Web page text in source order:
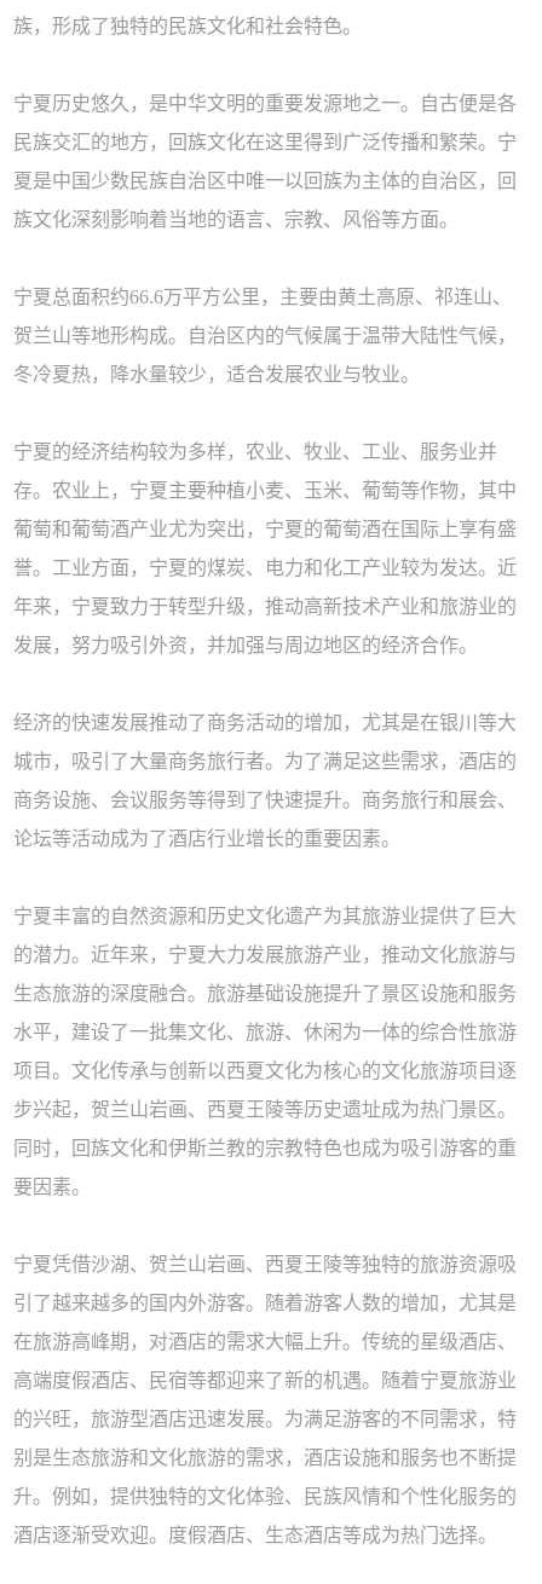
族，形成了独特的民族文化和社会特色。
宁夏历史悠久，是中华文明的重要发源地之一。自古便是各
民族交汇的地方，回族文化在这里得到广泛传播和繁荣。宁
夏是中国少数民族自治区中唯一以回族为主体的自治区，回
族文化深刻影响着当地的语言、宗教、风俗等方面。
宁夏总面积约66.6万平方公里，主要由黄土高原、祁连山、
贺兰山等地形构成。自治区内的气候属于温带大陆性气候，
冬冷夏热，降水量较少，适合发展农业与牧业。
宁夏的经济结构较为多样，农业、牧业、工业、服务业并
存。农业上，宁夏主要种植小麦、玉米、葡萄等作物，其中
葡萄和葡萄酒产业尤为突出，宁夏的葡萄酒在国际上享有盛
誉。工业方面，宁夏的煤炭、电力和化工产业较为发达。近
年来，宁夏致力于转型升级，推动高新技术产业和旅游业的
发展，努力吸引外资，并加强与周边地区的经济合作。
经济的快速发展推动了商务活动的增加，尤其是在银川等大
城市，吸引了大量商务旅行者。为了满足这些需求，酒店的
商务设施、会议服务等得到了快速提升。商务旅行和展会、
论坛等活动成为了酒店行业增长的重要因素。
宁夏丰富的自然资源和历史文化遗产为其旅游业提供了巨大
的潜力。近年来，宁夏大力发展旅游产业，推动文化旅游与
生态旅游的深度融合。旅游基础设施提升了景区设施和服务
水平，建设了一批集文化、旅游、休闲为一体的综合性旅游
项目。文化传承与创新以西夏文化为核心的文化旅游项目逐
步兴起，贺兰山岩画、西夏王陵等历史遗址成为热门景区。
同时，回族文化和伊斯兰教的宗教特色也成为吸引游客的重
要因素。
宁夏凭借沙湖、贺兰山岩画、西夏王陵等独特的旅游资源吸
引了越来越多的国内外游客。随着游客人数的增加，尤其是
在旅游高峰期，对酒店的需求大幅上升。传统的星级酒店、
高端度假酒店、民宿等都迎来了新的机遇。随着宁夏旅游业
的兴旺，旅游型酒店迅速发展。为满足游客的不同需求，特
别是生态旅游和文化旅游的需求，酒店设施和服务也不断提
升。例如，提供独特的文化体验、民族风情和个性化服务的
酒店逐渐受欢迎。度假酒店、生态酒店等成为热门选择。